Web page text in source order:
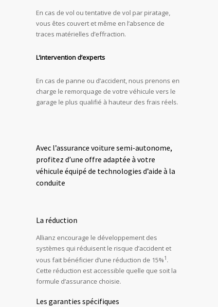
En cas de vol ou tentative de vol par piratage,
vous êtes couvert et même en l’absence de
traces matérielles d’effraction.
L’intervention d’experts
En cas de panne ou d’accident, nous prenons en
charge le remorquage de votre véhicule vers le
garage le plus qualifié à hauteur des frais réels.
Avec l’assurance voiture semi-autonome,
profitez d’une offre adaptée à votre
véhicule équipé de technologies d’aide à la
conduite
La réduction
Allianz encourage le développement des
systèmes qui réduisent le risque d’accident et
vous fait bénéficier d’une réduction de 15%1 .
Cette réduction est accessible quelle que soit la
formule d’assurance choisie.
Les garanties spécifiques